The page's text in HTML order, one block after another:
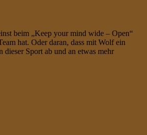
beim „Keep your mind wide – Open“
hat. Oder daran, dass mit Wolf ein
Sport ab und an etwas mehr